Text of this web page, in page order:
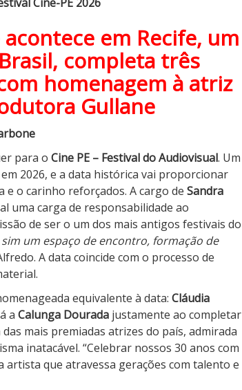
em Recife, um
completa três
homenagem à atriz
Gullane
para o Cine PE – Festival do Audiovisual. Um
2026, e a data histórica vai proporcionar
e o carinho reforçados. A cargo de Sandra
uma carga de responsabilidade ao
de ser o um dos mais antigos festivais do
um espaço de encontro, formação de
A data coincide com o processo de
equivalente à data: Cláudia
a Calunga Dourada justamente ao completar
mais premiadas atrizes do país, admirada
inatacável. “Celebrar nossos 30 anos com
que atravessa gerações com talento e